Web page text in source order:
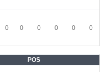
0 0 0 0 0 0
POS